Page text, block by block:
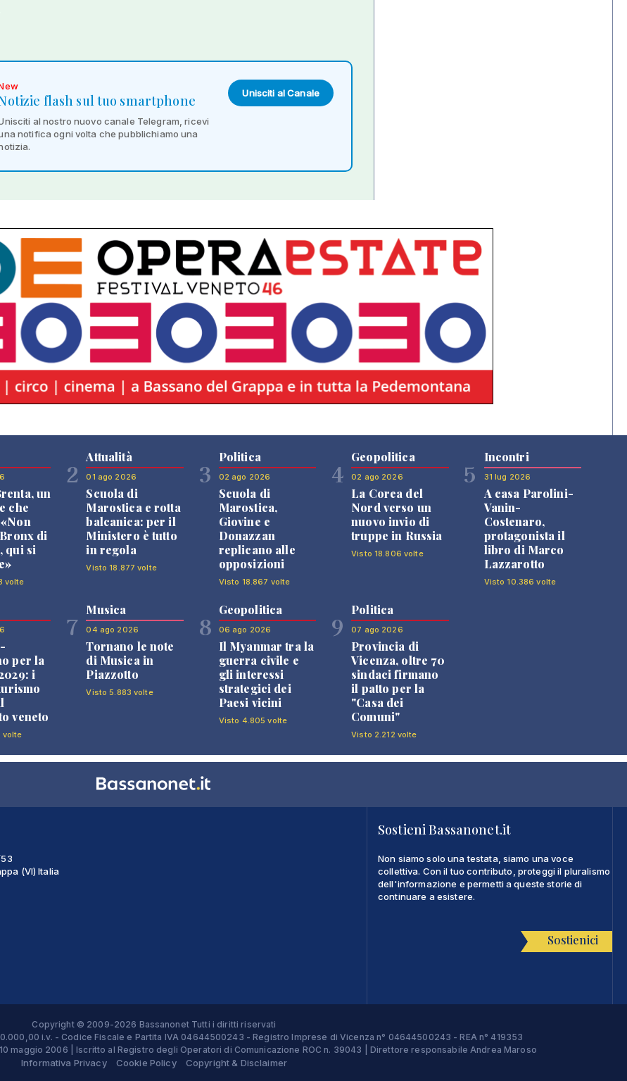
flash sul tuo smartphone
al nostro nuovo canale Telegram, ricevi
notifica ogni volta che pubblichiamo una
Unisciti al Canale
un
che
di
qui si
volte
2
Attualità
01 ago 2026
Scuola di
Marostica e rotta
balcanica: per il
Ministero è tutto
in regola
Visto 18.877 volte
3
Politica
02 ago 2026
Scuola di
Marostica,
Giovine e
Donazzan
replicano alle
opposizioni
Visto 18.867 volte
4
Geopolitica
02 ago 2026
La Corea del
Nord verso un
nuovo invio di
truppe in Russia
Visto 18.806 volte
5
Incontri
31 lug 2026
A casa Parolini-
Vanin-
Costenaro,
protagonista il
libro di Marco
Lazzarotto
Visto 10.386 volte
per la
i
veneto
volte
7
Musica
04 ago 2026
Tornano le note
di Musica in
Piazzotto
Visto 5.883 volte
8
Geopolitica
06 ago 2026
Il Myanmar tra la
guerra civile e
gli interessi
strategici dei
Paesi vicini
Visto 4.805 volte
9
Politica
07 ago 2026
Provincia di
Vicenza, oltre 70
sindaci firmano
il patto per la
"Casa dei
Comuni"
Visto 2.212 volte
(VI) Italia
Sostieni Bassanonet.it
Non siamo solo una testata, siamo una voce
collettiva. Con il tuo contributo, proteggi il pluralismo
dell'informazione e permetti a queste storie di
continuare a esistere.
Sostienici
Copyright © 2009-2026 Bassanonet Tutti i diritti riservati
i.v. - Codice Fiscale e Partita IVA 04644500243 - Registro Imprese di Vicenza n° 04644500243 - REA n° 419353
maggio 2006 | Iscritto al Registro degli Operatori di Comunicazione ROC n. 39043 | Direttore responsabile Andrea Maroso
Informativa Privacy Cookie Policy Copyright & Disclaimer